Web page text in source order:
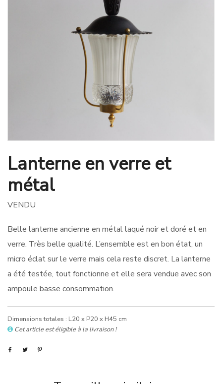
Lanterne en verre et
métal
VENDU
Belle lanterne ancienne en métal laqué noir et doré et en
verre. Très belle qualité. L’ensemble est en bon état, un
micro éclat sur le verre mais cela reste discret. La lanterne
a été testée, tout fonctionne et elle sera vendue avec son
ampoule basse consommation.
Dimensions totales : L20 x P20 x H45 cm
Cet article est éligible à la livraison !